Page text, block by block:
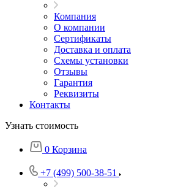
Компания
О компании
Сертификаты
Доставка и оплата
Схемы установки
Отзывы
Гарантия
Реквизиты
Контакты
Узнать стоимость
0 Корзина
+7 (499) 500-38-51